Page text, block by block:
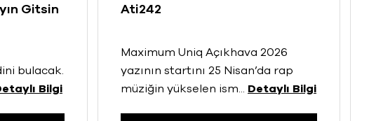
Gitsin
bulacak.
Bilgi
Ati242
Maximum Uniq Açıkhava 2026
yazının startını 25 Nisan’da rap
müziğin yükselen ism... Detaylı Bilgi